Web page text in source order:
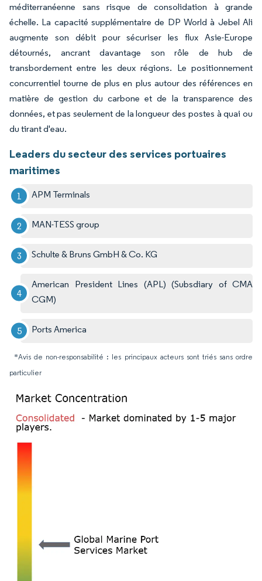
méditerranéenne sans risque de consolidation à grande
échelle. La capacité supplémentaire de DP World à Jebel Ali
augmente son débit pour sécuriser les flux Asie-Europe
détournés, ancrant davantage son rôle de hub de
transbordement entre les deux régions. Le positionnement
concurrentiel tourne de plus en plus autour des références en
matière de gestion du carbone et de la transparence des
données, et pas seulement de la longueur des postes à quai ou
du tirant d'eau.
Leaders du secteur des services portuaires
maritimes
APM Terminals
MAN-TESS group
Schulte & Bruns GmbH & Co. KG
American President Lines (APL) (Subsdiary of CMA
CGM)
Ports America
*Avis de non-responsabilité : les principaux acteurs sont triés sans ordre
particulier